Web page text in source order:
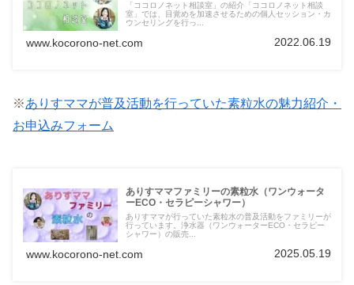
「ココロノネット相談室」の紹介「ココロノネット相談
室」では、目覚めを加速させるための個人セッション・カ
ウンセリングを行っ...
www.kocorono-net.com 2022.06.19
※ありすママが普及活動を行っていた素粒水の魅力紹介・
お申込みフォーム
ありすママファミリーの素粒水（ワンウォータ
ーECO・セラピーシャワー）
ありすママが行っていた素粒水の普及活動をファミリーが
行っています。浄水器（ワンウォーターECO・セラピー
シャワー）の販売...
www.kocorono-net.com 2025.05.19